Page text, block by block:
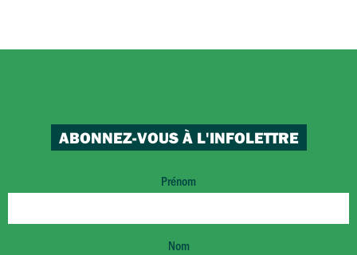
ABONNEZ-VOUS À L'INFOLETTRE
Prénom
Nom